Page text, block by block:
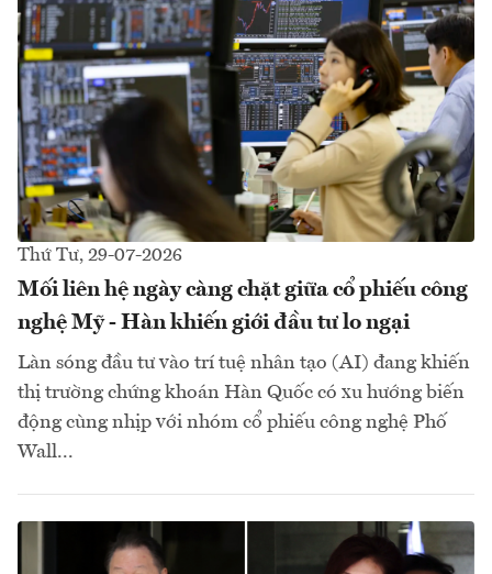
Thứ Tư, 29-07-2026
Mối liên hệ ngày càng chặt giữa cổ phiếu công
nghệ Mỹ - Hàn khiến giới đầu tư lo ngại
Làn sóng đầu tư vào trí tuệ nhân tạo (AI) đang khiến
thị trường chứng khoán Hàn Quốc có xu hướng biến
động cùng nhịp với nhóm cổ phiếu công nghệ Phố
Wall...